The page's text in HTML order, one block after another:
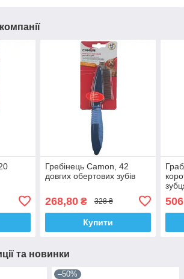
Гребінець Camon, 42
довгих обертових зубів
268,80₴ 328 ₴
Купити
та новинки
–50%